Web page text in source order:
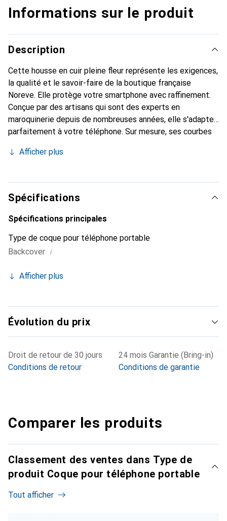
Informations sur le produit
Description
Cette housse en cuir pleine fleur représente les exigences,
la qualité et le savoir-faire de la boutique française
Noreve. Elle protège votre smartphone avec raffinement.
Conçue par des artisans qui sont des experts en
maroquinerie depuis de nombreuses années, elle s'adapte
parfaitement à votre téléphone. Sur mesure, ses courbes
devient un accessoire chic et essentiel de votre
produits de haute qualité, la marque Noreve est un choix
sûr pour une clientèle exigeante.
Afficher plus
Spécifications
Spécifications principales
Type de coque pour téléphone portable
Backcover i
Afficher plus
Évolution du prix
Droit de retour de 30 jours
Conditions de retour
24 mois Garantie (Bring-in)
Conditions de garantie
Comparer les produits
Classement des ventes dans Type de
produit Coque pour téléphone portable
Tout afficher